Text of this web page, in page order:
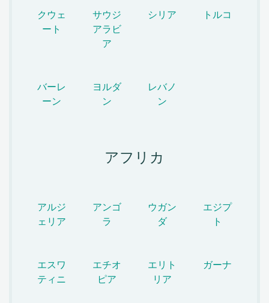
クウェ
ート
サウジ
アラビ
ア
シリア トルコ
バーレ
ーン
ヨルダ
ン
レバノ
ン
アフリカ
アルジ
ェリア
アンゴ
ラ
ウガン
ダ
エジプ
ト
エスワ
ティニ
エチオ
ピア
エリト
リア
ガーナ